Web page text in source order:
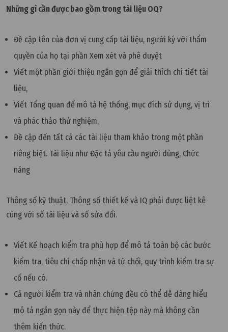
Những gì cần được bao gồm trong tài liệu OQ?
Đề cập tên của đơn vị cung cấp tài liệu, người ký với thẩm
quyền của họ tại phần Xem xét và phê duyệt
Viết một phần giới thiệu ngắn gọn để giải thích chi tiết tài
liệu,
Viết Tổng quan để mô tả hệ thống, mục đích sử dụng, vị trí
và phác thảo thử nghiệm,
Đề cập đến tất cả các tài liệu tham khảo trong một phần
riêng biệt. Tài liệu như Đặc tả yêu cầu người dùng, Chức
năng
Thông số kỹ thuật, Thông số thiết kế và IQ phải được liệt kê
cùng với số tài liệu và số sửa đổi.
Viết Kế hoạch kiểm tra phù hợp để mô tả toàn bộ các bước
kiểm tra, tiêu chí chấp nhận và từ chối, quy trình kiểm tra sự
cố nếu có.
Cả người kiểm tra và nhân chứng đều có thể dễ dàng hiểu
mô tả ngắn gọn này để thực hiện tệp này mà không cần
thêm kiến thức.